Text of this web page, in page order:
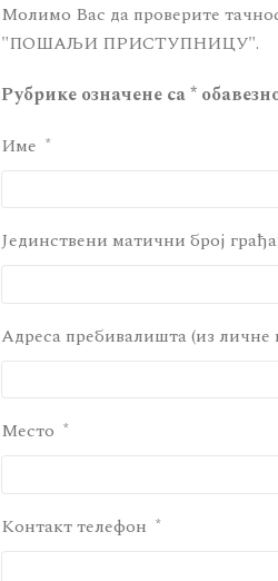
Молимо Вас да проверите
"ПОШАЉИ ПРИСТУПНИЦУ".
Рубрике означене са *
Име
Јединствени матични број
Адреса пребивалишта (из личне
Место
Контакт телефон